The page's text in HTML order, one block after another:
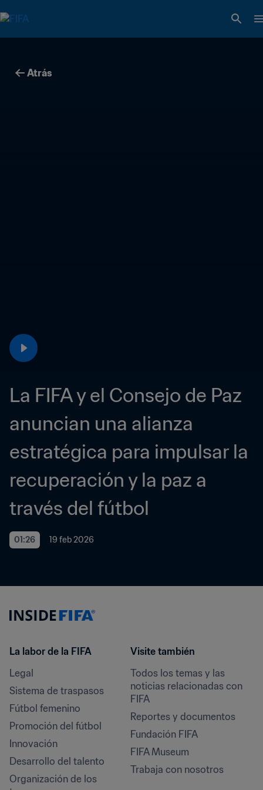
Atrás
La FIFA y el Consejo de Paz
anuncian una alianza
estratégica para impulsar la
recuperación y la paz a
través del fútbol
01:26 19 feb 2026
La labor de la FIFA
Legal
Sistema de traspasos
Fútbol femenino
Promoción del fútbol
Innovación
Desarrollo del talento
Organización de los
Visite también
Todos los temas y las
noticias relacionadas con
FIFA
Reportes y documentos
Fundación FIFA
FIFA Museum
Trabaja con nosotros